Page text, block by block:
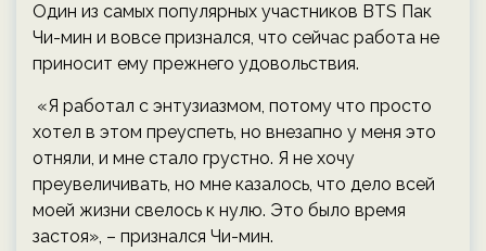
Один из самых популярных участников BTS Пак
Чи-мин и вовсе признался, что сейчас работа не
приносит ему прежнего удовольствия.
«Я работал с энтузиазмом, потому что просто
хотел в этом преуспеть, но внезапно у меня это
отняли, и мне стало грустно. Я не хочу
преувеличивать, но мне казалось, что дело всей
моей жизни свелось к нулю. Это было время
застоя», – признался Чи-мин.